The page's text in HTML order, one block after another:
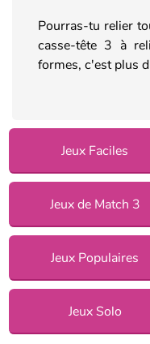
Pourras-tu relier
casse-tête 3 à
formes, c'est plus
Jeux Faciles
Jeux de Match 3
Jeux Populaires
Jeux Solo